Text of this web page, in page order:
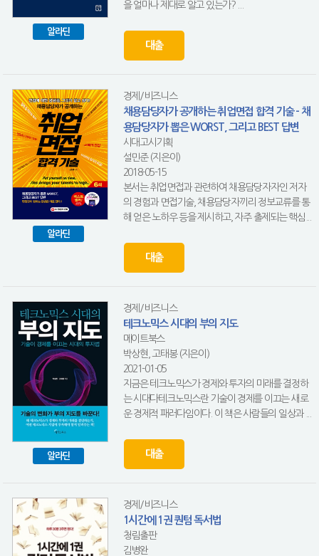
알라딘
을 얼마나 제대로 알고 있는가? ...
대출
알라딘
경제/비즈니스
채용담당자가 공개하는 취업면접 합격 기술 - 채
용담당자가 뽑은 WORST, 그리고 BEST 답변
시대고시기획
설민준 (지은이)
2018-05-15
본서는 취업면접과 관련하여 채용담당자자인 저자
의 경험과 면접기술, 채용담당자끼리 정보교류를 통
해 얻은 노하우 등을 제시하고, 자주 출제되는 핵심...
대출
알라딘
경제/비즈니스
테크노믹스 시대의 부의 지도
메이트북스
박상현, 고태봉 (지은이)
2021-01-05
지금은 테크노믹스가 경제와 투자의 미래를 결정하
는 시대다테크노믹스란 기술이 경제를 이끄는 새로
운 경제적 패러다임이다. 이 책은 사람들의 일상과 ...
대출
경제/비즈니스
1시간에 1권 퀀텀 독서법
청림출판
김병완